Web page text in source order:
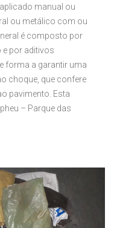
manual ou
ou metálico com ou
é composto por
e por aditivos
forma a garantir uma
choque, que confere
pavimento. Esta
– Parque das